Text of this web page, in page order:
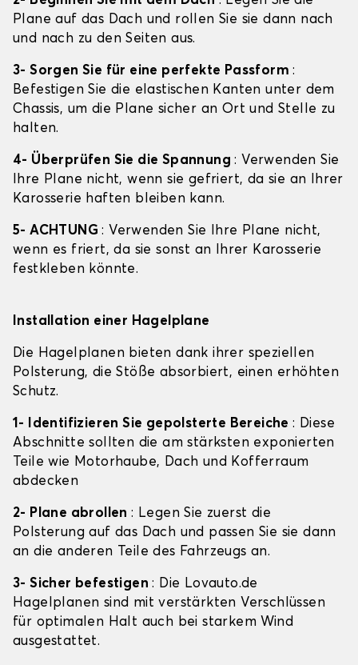
Plane auf das Dach und rollen Sie sie dann nach
und nach zu den Seiten aus.
3- Sorgen Sie für eine perfekte Passform:
Befestigen Sie die elastischen Kanten unter dem
Chassis, um die Plane sicher an Ort und Stelle zu
halten.
4- Überprüfen Sie die Spannung: Verwenden Sie
Ihre Plane nicht, wenn sie gefriert, da sie an Ihrer
Karosserie haften bleiben kann.
5- ACHTUNG: Verwenden Sie Ihre Plane nicht,
wenn es friert, da sie sonst an Ihrer Karosserie
festkleben könnte.
Installation einer Hagelplane
Die Hagelplanen bieten dank ihrer speziellen
Polsterung, die Stöße absorbiert, einen erhöhten
Schutz.
1- Identifizieren Sie gepolsterte Bereiche: Diese
Abschnitte sollten die am stärksten exponierten
Teile wie Motorhaube, Dach und Kofferraum
abdecken
2- Plane abrollen: Legen Sie zuerst die
Polsterung auf das Dach und passen Sie sie dann
an die anderen Teile des Fahrzeugs an.
3- Sicher befestigen: Die Lovauto.de
Hagelplanen sind mit verstärkten Verschlüssen
für optimalen Halt auch bei starkem Wind
ausgestattet.